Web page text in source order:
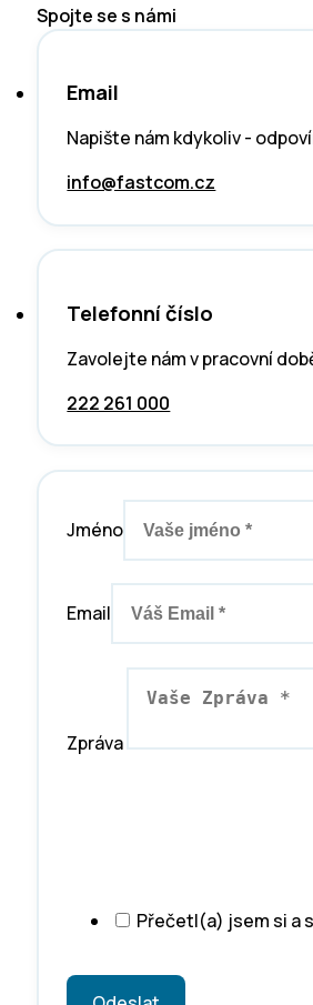
Spojte se s námi
Email
Napište nám kdykoliv -
info@fastcom.cz
Telefonní číslo
Zavolejte nám v pracovní
222 261 000
Jméno
Email
Zpráva
Přečetl(a) jsem si a